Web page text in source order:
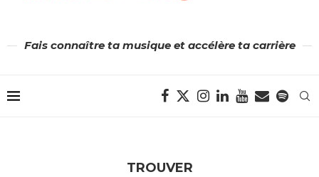
Fais connaître ta musique et accélère ta carrière
TROUVER